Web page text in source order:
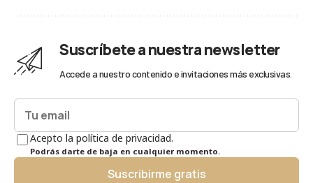
Suscríbete a nuestra newsletter
Accede a nuestro contenido e invitaciones más exclusivas.
Acepto la política de privacidad.
Podrás darte de baja en cualquier momento.
Suscribirme gratis